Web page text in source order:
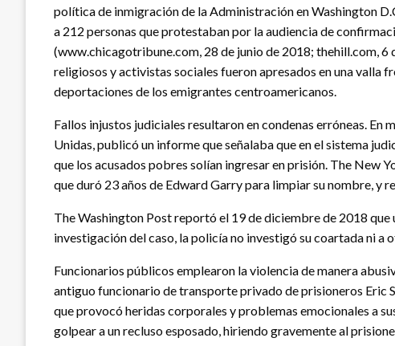
política de inmigración de la Administración en Washington
a 212 personas que protestaban por la audiencia de
(www.chicagotribune.com, 28 de junio de 2018; thehill.com,
religiosos y activistas sociales fueron apresados en una valla
deportaciones de los emigrantes centroamericanos.
Fallos injustos judiciales resultaron en condenas erróneas.
Unidas, publicó un informe que señalaba que en el sistema
que los acusados pobres solían ingresar en prisión. The New
que duró 23 años de Edward Garry para limpiar su nombre, y
The Washington Post reportó el 19 de diciembre de 2018
investigación del caso, la policía no investigó su coartada ni a
Funcionarios públicos emplearon la violencia de manera
antiguo funcionario de transporte privado de prisioneros Eric
que provocó heridas corporales y problemas emocionales a
golpear a un recluso esposado, hiriendo gravemente al